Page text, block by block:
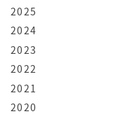
2025
2024
2023
2022
2021
2020